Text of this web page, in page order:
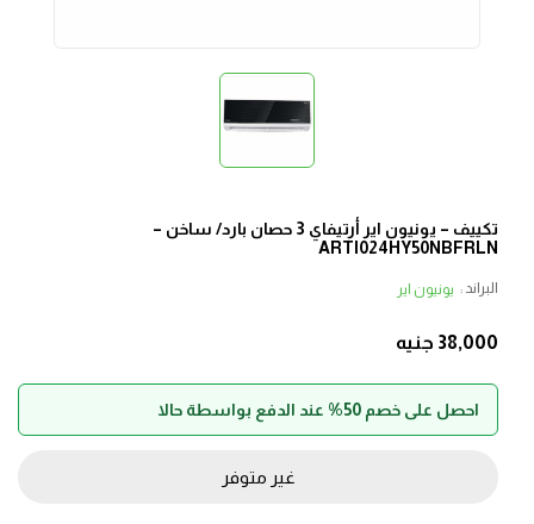
تكييف – يونيون اير أرتيفاي 3 حصان بارد/ ساخن –
ARTI024HY50NBFRLN
البراند : يونيون اير
38,000 جنيه
احصل على خصم 50% عند الدفع بواسطة حالا
غير متوفر